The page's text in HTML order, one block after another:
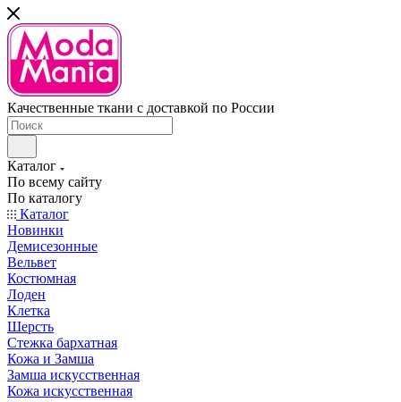
Качественные ткани с доставкой по России
Каталог
По всему сайту
По каталогу
Каталог
Новинки
Демисезонные
Вельвет
Костюмная
Лоден
Клетка
Шерсть
Стежка бархатная
Кожа и Замша
Замша искусственная
Кожа искусственная